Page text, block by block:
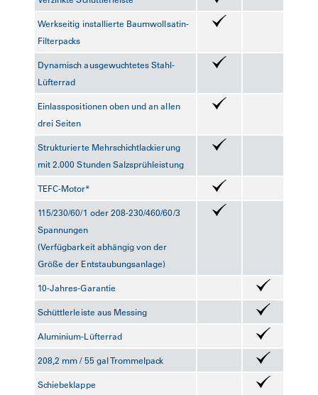
Werkseitig installierte Baumwollsatin-
Filterpacks
Dynamisch ausgewuchtetes Stahl-
Lüfterrad
Einlasspositionen oben und an allen
drei Seiten
Strukturierte Mehrschichtlackierung
mit 2.000 Stunden Salzsprühleistung
TEFC-Motor*
115/230/60/1 oder 208-230/460/60/3
Spannungen
(Verfügbarkeit abhängig von der
Größe der Entstaubungsanlage)
10-Jahres-Garantie
Schüttlerleiste aus Messing
Aluminium-Lüfterrad
208,2 mm / 55 gal Trommelpack
Schiebeklappe